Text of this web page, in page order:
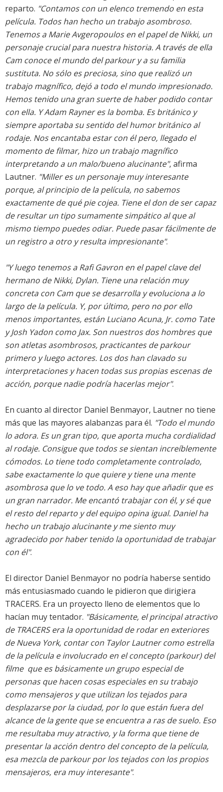
reparto. "Contamos con un elenco tremendo en esta
película. Todos han hecho un trabajo asombroso.
Tenemos a Marie Avgeropoulos en el papel de Nikki, un
personaje crucial para nuestra historia. A través de ella
Cam conoce el mundo del parkour y a su familia
sustituta. No sólo es preciosa, sino que realizó un
trabajo magnífico, dejó a todo el mundo impresionado.
Hemos tenido una gran suerte de haber podido contar
con ella. Y Adam Rayner es la bomba. Es británico y
siempre aportaba su sentido del humor británico al
rodaje. Nos encantaba estar con él pero, llegado el
momento de filmar, hizo un trabajo magnífico
interpretando a un malo/bueno alucinante", afirma
Lautner. "Miller es un personaje muy interesante
porque, al principio de la película, no sabemos
exactamente de qué pie cojea. Tiene el don de ser capaz
de resultar un tipo sumamente simpático al que al
mismo tiempo puedes odiar. Puede pasar fácilmente de
un registro a otro y resulta impresionante".
"Y luego tenemos a Rafi Gavron en el papel clave del
hermano de Nikki, Dylan. Tiene una relación muy
concreta con Cam que se desarrolla y evoluciona a lo
largo de la película. Y, por último, pero no por ello
menos importantes, están Luciano Acuna, Jr. como Tate
y Josh Yadon como Jax. Son nuestros dos hombres que
son atletas asombrosos, practicantes de parkour
primero y luego actores. Los dos han clavado su
interpretaciones y hacen todas sus propias escenas de
acción, porque nadie podría hacerlas mejor".
En cuanto al director Daniel Benmayor, Lautner no tiene
más que las mayores alabanzas para él. "Todo el mundo
lo adora. Es un gran tipo, que aporta mucha cordialidad
al rodaje. Consigue que todos se sientan increíblemente
cómodos. Lo tiene todo completamente controlado,
sabe exactamente lo que quiere y tiene una mente
asombrosa que lo ve todo. A eso hay que añadir que es
un gran narrador. Me encantó trabajar con él, y sé que
el resto del reparto y del equipo opina igual. Daniel ha
hecho un trabajo alucinante y me siento muy
agradecido por haber tenido la oportunidad de trabajar
con él".
El director Daniel Benmayor no podría haberse sentido
más entusiasmado cuando le pidieron que dirigiera
TRACERS. Era un proyecto lleno de elementos que lo
hacían muy tentador. "Básicamente, el principal atractivo
de TRACERS era la oportunidad de rodar en exteriores
de Nueva York, contar con Taylor Lautner como estrella
de la película e involucrado en el concepto (parkour) del
filme  que es básicamente un grupo especial de
personas que hacen cosas especiales en su trabajo
como mensajeros y que utilizan los tejados para
desplazarse por la ciudad, por lo que están fuera del
alcance de la gente que se encuentra a ras de suelo. Eso
me resultaba muy atractivo, y la forma que tiene de
presentar la acción dentro del concepto de la película,
esa mezcla de parkour por los tejados con los propios
mensajeros, era muy interesante".